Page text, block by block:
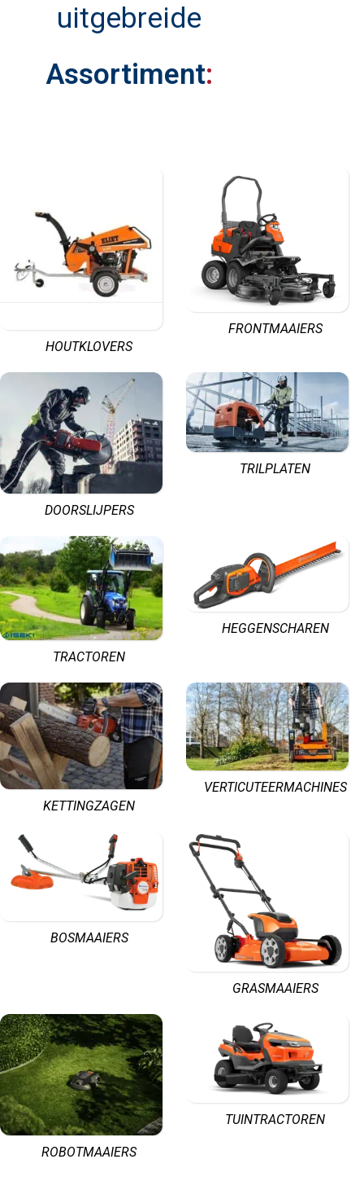
uitgebreide
Assortiment:
HOUTKLOVERS
FRONTMAAIERS
DOORSLIJPERS
TRILPLATEN
TRACTOREN
HEGGENSCHAREN
KETTINGZAGEN
VERTICUTEERMACHINES
BOSMAAIERS
GRASMAAIERS
ROBOTMAAIERS
TUINTRACTOREN